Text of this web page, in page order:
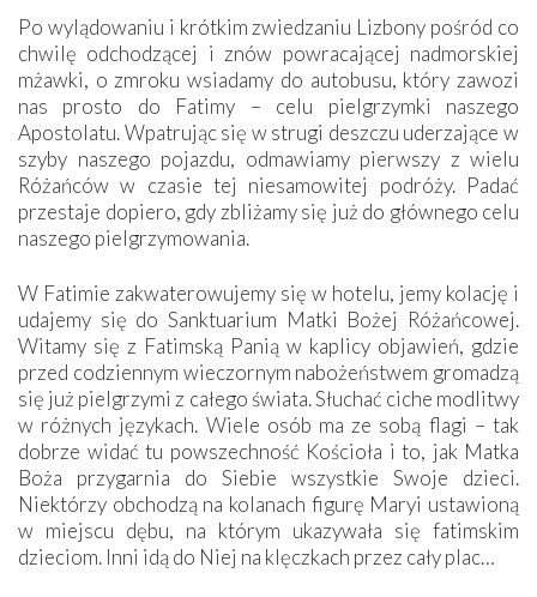
Po wylądowaniu i krótkim zwiedzaniu Lizbony pośród co
chwilę odchodzącej i znów powracającej nadmorskiej
mżawki, o zmroku wsiadamy do autobusu, który zawozi
nas prosto do Fatimy – celu pielgrzymki naszego
Apostolatu. Wpatrując się w strugi deszczu uderzające w
szyby naszego pojazdu, odmawiamy pierwszy z wielu
Różańców w czasie tej niesamowitej podróży. Padać
przestaje dopiero, gdy zbliżamy się już do głównego celu
naszego pielgrzymowania.
W Fatimie zakwaterowujemy się w hotelu, jemy kolację i
udajemy się do Sanktuarium Matki Bożej Różańcowej.
Witamy się z Fatimską Panią w kaplicy objawień, gdzie
przed codziennym wieczornym nabożeństwem gromadzą
się już pielgrzymi z całego świata. Słuchać ciche modlitwy
w różnych językach. Wiele osób ma ze sobą flagi – tak
dobrze widać tu powszechność Kościoła i to, jak Matka
Boża przygarnia do Siebie wszystkie Swoje dzieci.
Niektórzy obchodzą na kolanach figurę Maryi ustawioną
w miejscu dębu, na którym ukazywała się fatimskim
dzieciom. Inni idą do Niej na klęczkach przez cały plac…